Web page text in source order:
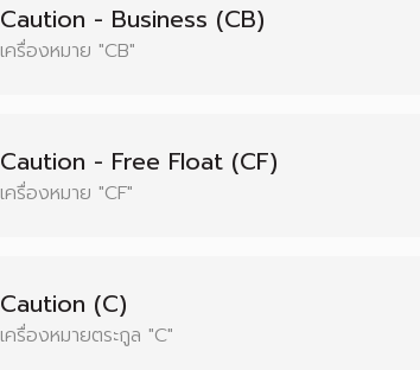
Caution - Business (CB)
เครื่องหมาย "CB"
Caution - Free Float (CF)
เครื่องหมาย "CF"
Caution (C)
เครื่องหมายตระกูล "C"